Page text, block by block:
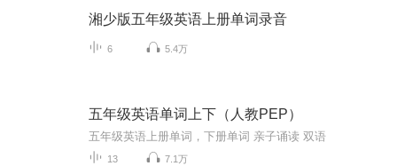
湘少版五年级英语上册单词录音
6 5.4万
五年级英语单词上下（人教PEP）
五年级英语上册单词，下册单词 亲子诵读 双语
13 7.1万